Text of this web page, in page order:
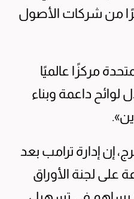
من شركات الأصول
مركزًا عالميًا
لوائح داعمة وبناء
إن إدارة ترامب بعد
لجنة الأوراق